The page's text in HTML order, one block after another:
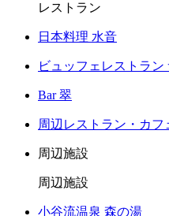
レストラン
日本料理 水音
ビュッフェレストラ
Bar 翠
周辺レストラン・カフ
周辺施設
周辺施設
小谷流温泉 森の湯